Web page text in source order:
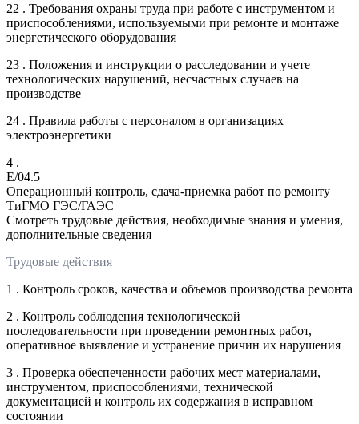
22 . Требования охраны труда при работе с инструментом и
приспособлениями, используемыми при ремонте и монтаже
энергетического оборудования
23 . Положения и инструкции о расследовании и учете
технологических нарушений, несчастных случаев на
производстве
24 . Правила работы с персоналом в организациях
электроэнергетики
4 .
E/04.5
Операционный контроль, сдача-приемка работ по ремонту
ТиГМО ГЭС/ГАЭС
Смотреть трудовые действия, необходимые знания и умения,
дополнительные сведения
Трудовые действия
1 . Контроль сроков, качества и объемов производства ремонта
2 . Контроль соблюдения технологической
последовательности при проведении ремонтных работ,
оперативное выявление и устранение причин их нарушения
3 . Проверка обеспеченности рабочих мест материалами,
инструментом, приспособлениями, технической
документацией и контроль их содержания в исправном
состоянии